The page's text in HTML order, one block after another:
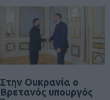
Στην Ουκρανία ο
Βρετανός υπουργός